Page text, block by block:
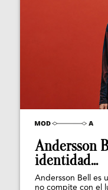
Andersson
identidad...
Andersson Bell es
no compite con el